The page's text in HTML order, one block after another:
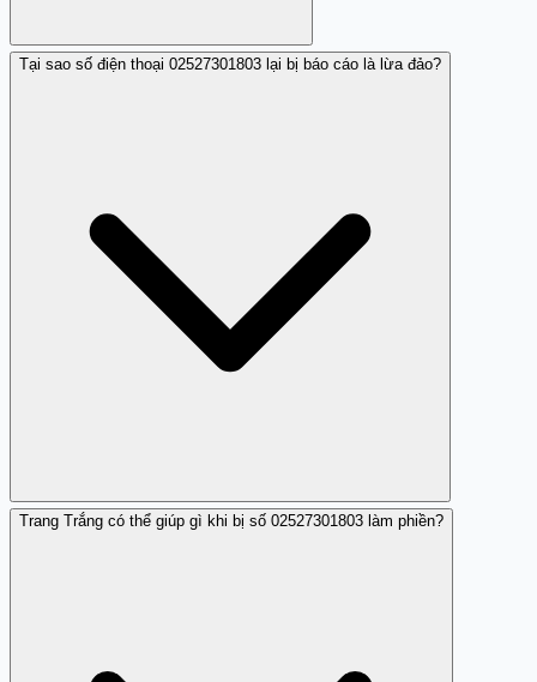
Tại sao số điện thoại 02527301803 lại bị báo cáo là lừa đảo?
Vì số này thường xuyên gọi yêu cầu thông tin tài chính và
Trang Trắng có thể giúp gì khi bị số 02527301803 làm phiền?